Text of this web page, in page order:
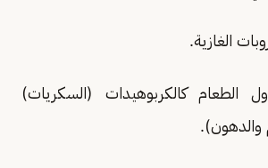
الطعام كالكربوهيدات (السكريات)
والدهون).